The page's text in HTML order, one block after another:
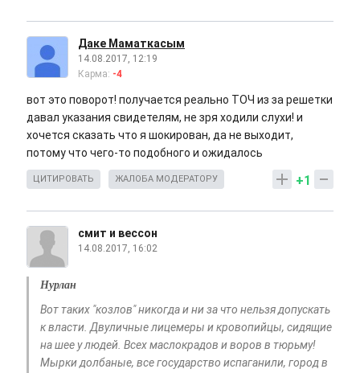
Даке Маматкасым
14.08.2017, 12:19
Карма: -4
вот это поворот! получается реально ТОЧ из за решетки
давал указания свидетелям, не зря ходили слухи! и
хочется сказать что я шокирован, да не выходит,
потому что чего-то подобного и ожидалось
+1
ЦИТИРОВАТЬ ЖАЛОБА МОДЕРАТОРУ
смит и вессон
14.08.2017, 16:02
Нурлан
Вот таких "козлов" никогда и ни за что нельзя допускать
к власти. Двуличные лицемеры и кровопийцы, сидящие
на шее у людей. Всех маслокрадов и воров в тюрьму!
Мырки долбаные, все государство испаганили, город в